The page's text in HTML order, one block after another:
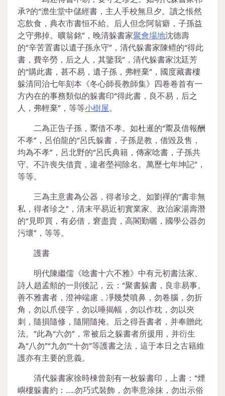
承?的“澹生堂中儲經書，主人手校無旦夕。讀之悵然
忘飲食，典衣市書恒不給。后人但念阿翁癖，子孫益
之守弗掉。曠翁銘”，晚清躲書家聚會場地沈德壽
的“辛苦置書以遺子孫永守”，清代躲書家陳鳣的“得此
書，費辛勞，后之人，其鑒我”，清代躲書家沈廷芳
的“購此書，甚不易，遺子孫，弗輕棄”，國度藏書樓
躲清同治七年刻本《冬心師長教師集》四卷卷首有一
方內在的事務類似的躲書印“得此書，良不易，后之
人，弗輕棄”，等等小樹屋。
二為正告子孫，鬻借不孝。如杜暹的“鬻及借報酬
不孝”，呂伯龍的“呂氏躲書，子孫是教，借毀及售，
均為不孝”，呂北野的“呂氏典籍，傳家唸書，子孫共
守。不許喪失借賣，違者塋祠除名。萬歷七年坤記”，
等等。
三為主意書為公器，得者珍之。如劉禪的“書非無
私，得者珍之”，清末平易近初實業家、政治家湯壽潛
的“見即買，有必借，窘盡賣，高閣勤曬，國學公器勿
污壞”，等等。
護書
明代陳繼儒《唸書十六不雅》中有元初書法家、
詩人趙孟頫的一則後記，云：“聚書躲書，良非易事。
善不雅書者，澄神端慮，凈幾焚噴鼻，勿卷腦，勿折
角，勿以爪侵字，勿以唾揭幅，勿以作枕，勿以夾
刺，隨損隨修，隨開隨掩。后之得吾書者，并奉贈此
法。”此為“六勿”，常被后之躲書者所援用，并衍生
為“八勿”“九勿”“十勿”等護書之法，這于本日之古籍維
護亦有主要的意義。
清代躲書家徐時棟曾刻有一枚躲書印，上書：“煙
嶼樓躲書約：……勿巧式裝飾，勿率意涂抹，勿出示俗